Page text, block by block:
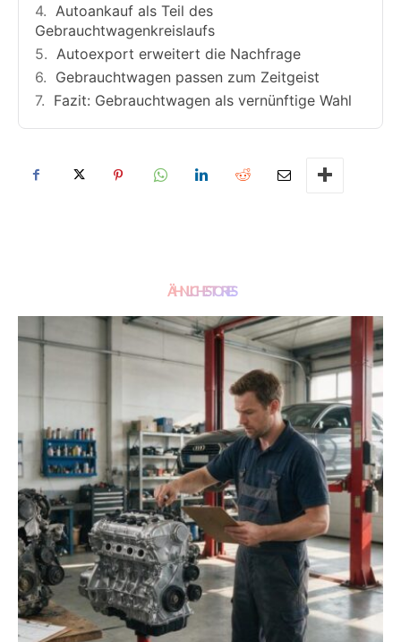
Autoankauf als Teil des
Gebrauchtwagenkreislaufs
Autoexport erweitert die Nachfrage
Gebrauchtwagen passen zum Zeitgeist
Fazit: Gebrauchtwagen als vernünftige Wahl
ÄHNLICHE STORIES